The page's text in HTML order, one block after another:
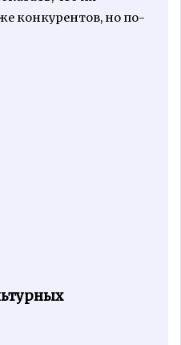
конкурентов, но по-